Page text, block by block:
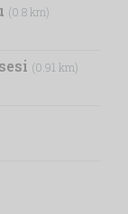
(0.8 km)
(0.91 km)